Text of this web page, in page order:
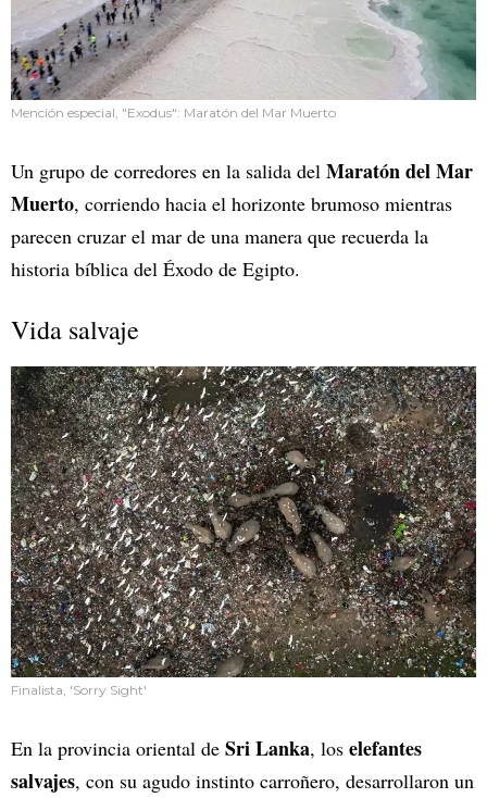
Mención especial, "Exodus": Maratón del Mar Muerto
Un grupo de corredores en la salida del Maratón del Mar
Muerto, corriendo hacia el horizonte brumoso mientras
parecen cruzar el mar de una manera que recuerda la
historia bíblica del Éxodo de Egipto.
Vida salvaje
Finalista, 'Sorry Sight'
En la provincia oriental de Sri Lanka, los elefantes
salvajes, con su agudo instinto carroñero, desarrollaron un